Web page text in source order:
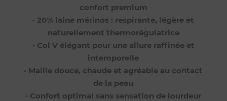
confort premium
• 20% laine mérinos : respirante, légère et
naturellement thermorégulatrice
• Col V élégant pour une allure raffinée et
intemporelle
• Maille douce, chaude et agréable au contact
de la peau
• Confort optimal sans sensation de lourdeur